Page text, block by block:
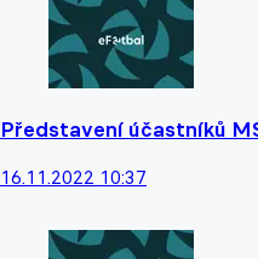
Představení účastníků
16.11.2022 10:37